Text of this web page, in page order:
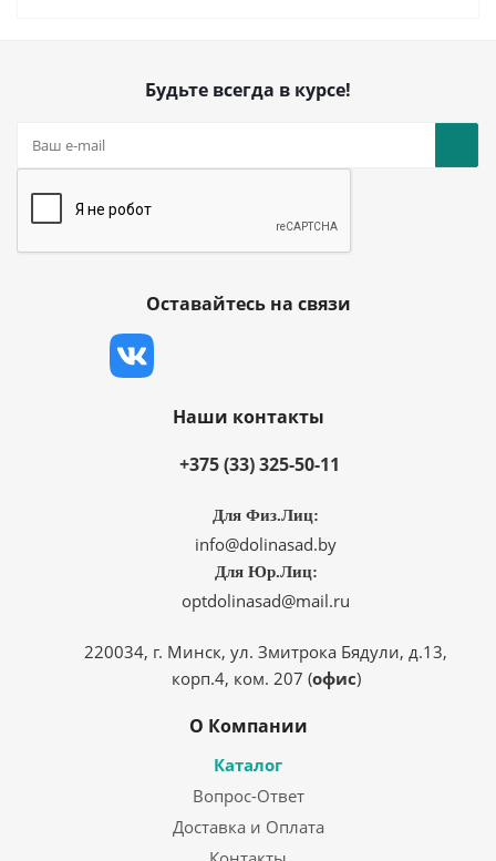
Будьте всегда в курсе!
Оставайтесь на связи
Наши контакты
+375 (33) 325-50-11
Для Физ.Лиц:
info@dolinasad.by
Для Юр.Лиц:
optdolinasad@mail.ru
220034, г. Минск, ул. Змитрока Бядули, д.13,
корп.4, ком. 207 (офис)
О Компании
Каталог
Вопрос-Ответ
Доставка и Оплата